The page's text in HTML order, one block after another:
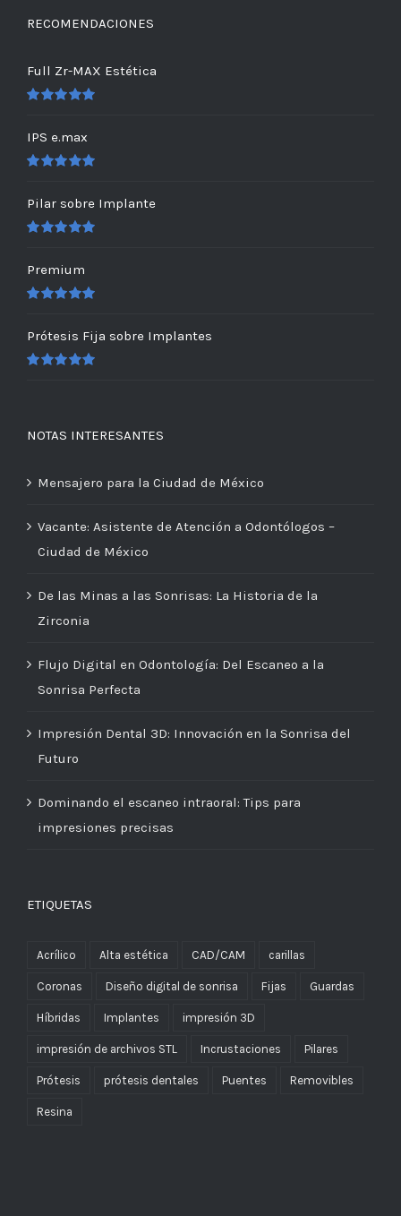
RECOMENDACIONES
Full Zr-MAX Estética
IPS e.max
Pilar sobre Implante
Premium
Prótesis Fija sobre Implantes
NOTAS INTERESANTES
Mensajero para la Ciudad de México
Vacante: Asistente de Atención a Odontólogos –
Ciudad de México
De las Minas a las Sonrisas: La Historia de la
Zirconia
Flujo Digital en Odontología: Del Escaneo a la
Sonrisa Perfecta
Impresión Dental 3D: Innovación en la Sonrisa del
Futuro
Dominando el escaneo intraoral: Tips para
impresiones precisas
ETIQUETAS
Acrílico Alta estética CAD/CAM carillas
Coronas Diseño digital de sonrisa Fijas Guardas
Híbridas Implantes impresión 3D
impresión de archivos STL Incrustaciones Pilares
Prótesis prótesis dentales Puentes Removibles
Resina